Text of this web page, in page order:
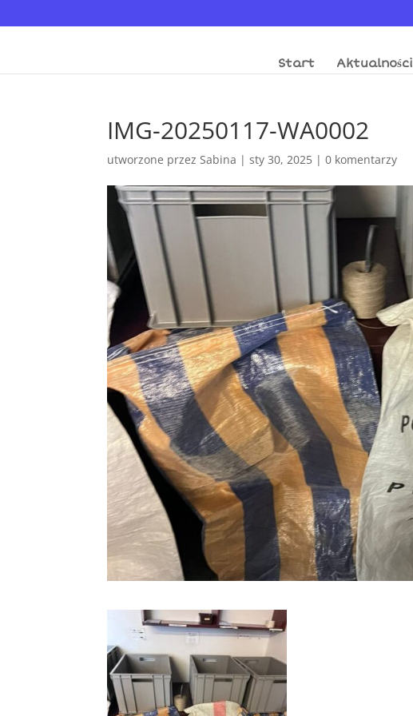
Start Aktualności
IMG-20250117-WA0002
utworzone przezSabina |sty 30, 2025 |0 komentarzy